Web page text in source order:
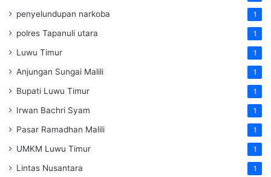
penyelundupan narkoba 1
polres Tapanuli utara 1
Luwu Timur 1
Anjungan Sungai Malili 1
Bupati Luwu Timur 1
Irwan Bachri Syam 1
Pasar Ramadhan Malili 1
UMKM Luwu Timur 1
Lintas Nusantara 1